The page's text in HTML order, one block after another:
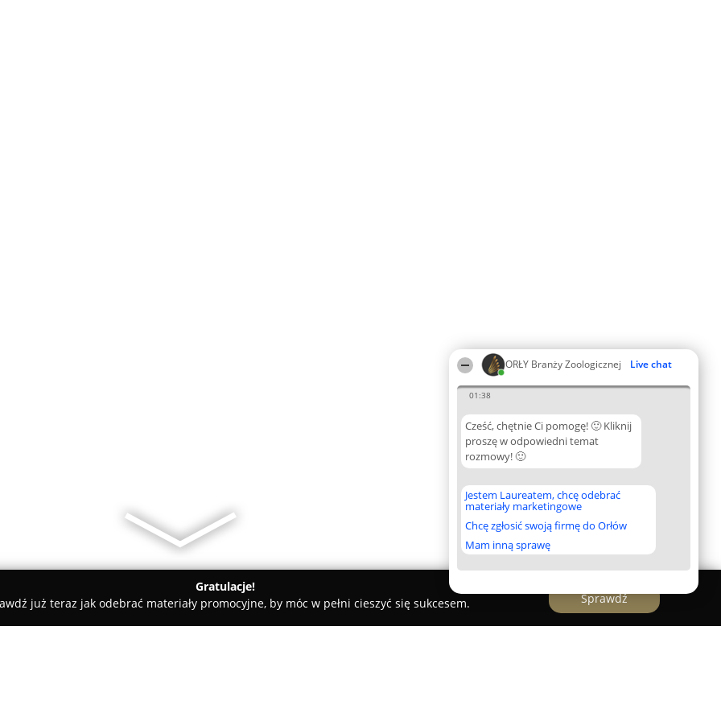
ORŁY Branży Zoologicznej Live chat
01:38
Cześć, chętnie Ci pomogę! 🙂 Kliknij
proszę w odpowiedni temat
rozmowy! 🙂
Jestem Laureatem, chcę odebrać
materiały marketingowe
Chcę zgłosić swoją firmę do Orłów
Mam inną sprawę
Gratulacje!
już teraz jak odebrać materiały promocyjne, by móc w pełni cieszyć się sukcesem.
Sprawdź